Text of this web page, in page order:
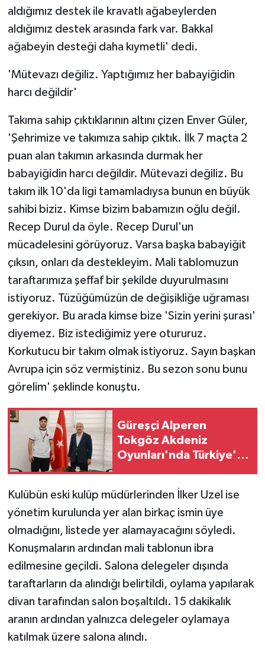
aldığımız destek ile kravatlı ağabeylerden
aldığımız destek arasında fark var. Bakkal
ağabeyin desteği daha kıymetli' dedi.
'Mütevazı değiliz. Yaptığımız her babayiğidin
harcı değildir'
Takıma sahip çıktıklarının altını çizen Enver Güler,
'Şehrimize ve takımıza sahip çıktık. İlk 7 maçta 2
puan alan takımın arkasında durmak her
babayiğidin harcı değildir. Mütevazi değiliz. Bu
takım ilk 10'da ligi tamamladıysa bunun en büyük
sahibi biziz. Kimse bizim babamızın oğlu değil.
Recep Durul da öyle. Recep Durul'un
mücadelesini görüyoruz. Varsa başka babayiğit
çıksın, onları da destekleyim. Mali tablomuzun
taraftarımıza şeffaf bir şekilde duyurulmasını
istiyoruz. Tüzüğümüzün de değişikliğe uğraması
gerekiyor. Bu arada kimse bize 'Sizin yerini şurası'
diyemez. Biz istediğimiz yere otururuz.
Korkutucu bir takım olmak istiyoruz. Sayın başkan
Avrupa için söz vermiştiniz. Bu sezon sonu bunu
görelim' şeklinde konuştu.
Güreşçi Alperen
Tokgöz Akdeniz
Oyunları'nda Türkiye'yi
Kulübün eski kulüp müdürlerinden İlker Uzel ise
yönetim kurulunda yer alan birkaç ismin üye
olmadığını, listede yer alamayacağını söyledi.
Konuşmaların ardından mali tablonun ibra
edilmesine geçildi. Salona delegeler dışında
taraftarların da alındığı belirtildi, oylama yapılarak
divan tarafından salon boşaltıldı. 15 dakikalık
aranın ardından yalnızca delegeler oylamaya
katılmak üzere salona alındı.